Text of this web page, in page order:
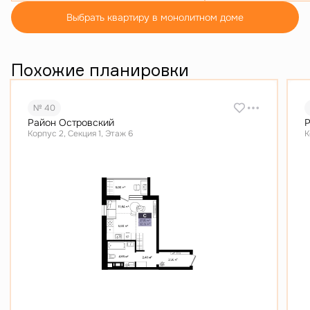
Выбрать квартиру в монолитном доме
Похожие планировки
№ 40
Район Островский
Корпус 2, Секция 1, Этаж 6